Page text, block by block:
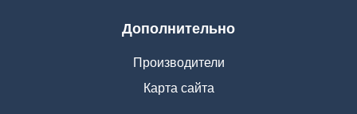
Дополнительно
Производители
Карта сайта